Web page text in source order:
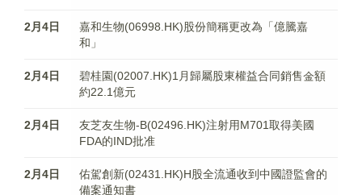
2月4日
嘉和生物(06998.HK)股份簡稱更改為「億騰嘉
和」
2月4日
碧桂園(02007.HK)1月歸屬股東權益合同銷售金額
約22.1億元
2月4日
友芝友生物-B(02496.HK)注射用​M701取得美國
FDA的IND批准
2月4日
佑駕創新(02431.HK)H股全流通收到中國證監會的
備案通知書​